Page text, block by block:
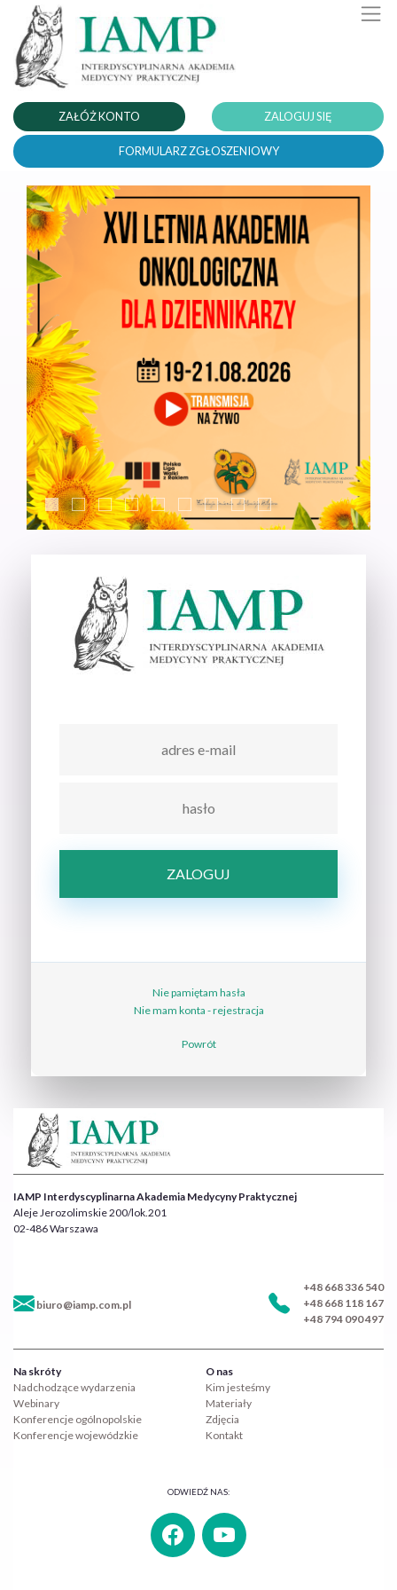
ZAŁÓŻ KONTO ZALOGUJ SIĘ
FORMULARZ ZGŁOSZENIOWY
Nie pamiętam hasła
Nie mam konta - rejestracja
Powrót
IAMP Interdyscyplinarna Akademia Medycyny Praktycznej
Aleje Jerozolimskie 200/lok.201
02-486 Warszawa
biuro@iamp.com.pl
+48 668 336 540
+48 668 118 167
+48 794 090 497
Na skróty
Nadchodzące wydarzenia
Webinary
Konferencje ogólnopolskie
Konferencje wojewódzkie
O nas
Kim jesteśmy
Materiały
Zdjęcia
Kontakt
ODWIEDŹ NAS: